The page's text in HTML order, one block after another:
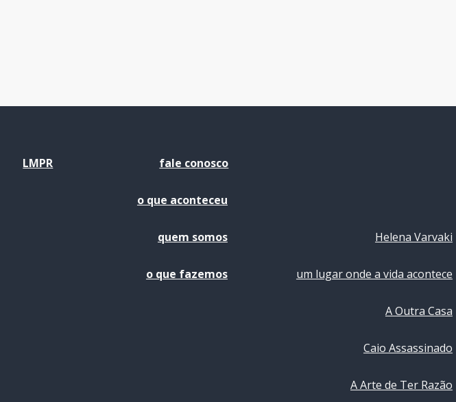
LMPR fale conosco
o que aconteceu
quem somos Helena Varvaki
o que fazemos um lugar onde a vida acontece
A Outra Casa
Caio Assassinado
A Arte de Ter Razão